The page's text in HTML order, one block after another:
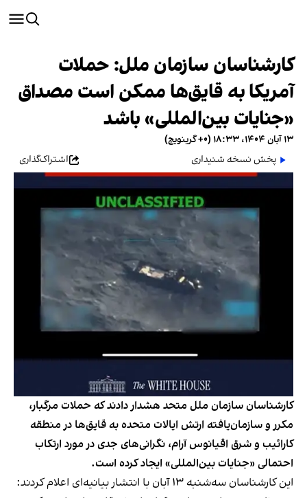
کارشناسان سازمان ملل: حملات
آمریکا به قایق‌ها ممکن است مصداق
«جنایات بین‌المللی» باشد
۱۳ آبان ۱۴۰۴، ۱۸:۳۳ (‎+۰ گرینویچ)
پخش نسخه شنیداری
اشتراک‌گذاری
کارشناسان سازمان ملل متحد هشدار دادند که حملات مرگبار،
مکرر و سازمان‌یافته ارتش ایالات متحده به قایق‌ها در منطقه
کارائیب و شرق اقیانوس آرام، نگرانی‌های جدی در مورد ارتکاب
احتمالی «جنایات بین‌المللی» ایجاد کرده است.
این کارشناسان سه‌شنبه ۱۳ آبان با انتشار بیانیه‌ای اعلام کردند: